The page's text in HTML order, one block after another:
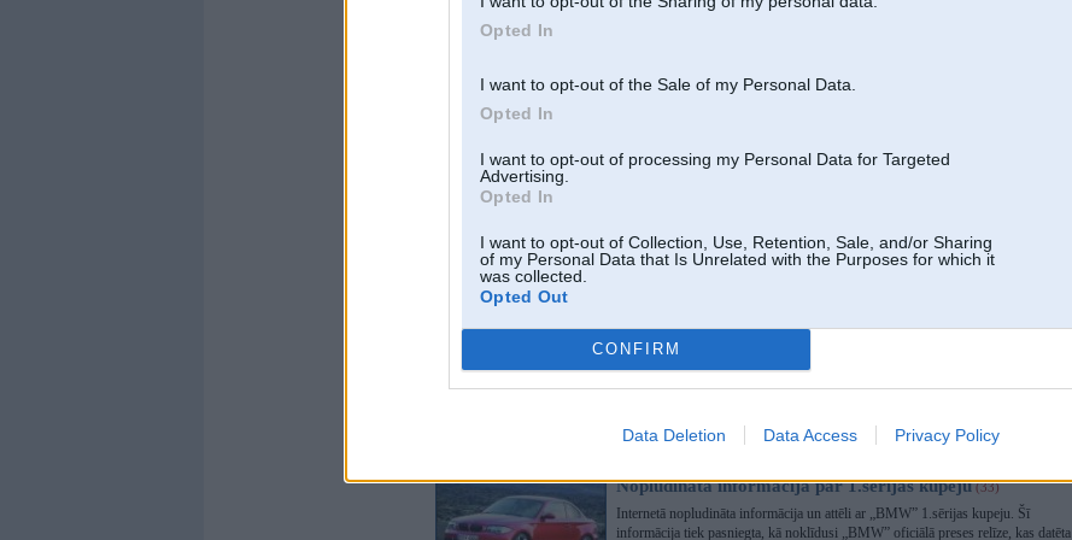
Opted In
I want to opt-out of the Sale of my Personal Data.
Opted In
I want to opt-out of processing my Personal Data for Targeted
Advertising.
Opted In
I want to opt-out of Collection, Use, Retention, Sale, and/or Sharing
of my Personal Data that Is Unrelated with the Purposes for which it
was collected.
Opted Out
CONFIRM
Data Deletion Data Access Privacy Policy
Lai arī kopš jaunākās „BMW X5” paaudzes nonākšanas tirgū nav vēl pagājis
Kompānija „BMW” ar jauno sportisko apvidnieku „BMW X6” gatavojas atklāt
versiju „CSL”, kas galvenokārt paredzēts izmantošanai trasē. Par to intervijā
kādam amerikāņu izdevumam paziņojis „BMW M Division” nodaļas vadītājs
Gerhards Rihters. Pēc viņa vārdiem, iepriekšējais „BMW M3 CSL” izrādījies
ļoti populārs, tāpēc autoražotājs nolēmis analoģisku modifikāciju izstrādāt arī
Nopludināta informācija par 1.sērijas kupeju (33)
Internetā nopludināta informācija un attēli ar „BMW” 1.sērijas kupeju. Šī
informācija tiek pasniegta, kā noklīdusi „BMW” oficiālā preses relīze, kas datēta